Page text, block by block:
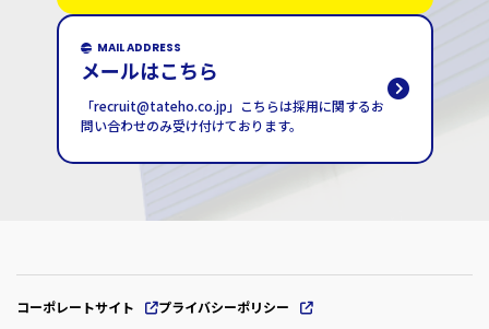
MAIL ADDRESS
メールはこちら
「recruit@tateho.co.jp」こちらは採用に関するお
問い合わせのみ受け付けております。
コーポレートサイト プライバシーポリシー